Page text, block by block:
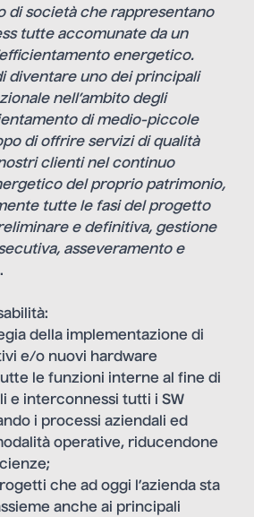
di società che rappresentano
tutte accomunate da un
energetico.
diventare uno dei principali
nell’ambito degli
di medio-piccole
di offrire servizi di qualità
clienti nel continuo
del proprio patrimonio,
tutte le fasi del progetto
e definitiva, gestione
asseveramento e
della implementazione di
e/o nuovi hardware
le funzioni interne al fine di
e interconnessi tutti i SW
i processi aziendali ed
operative, riducendone
che ad oggi l’azienda sta
anche ai principali